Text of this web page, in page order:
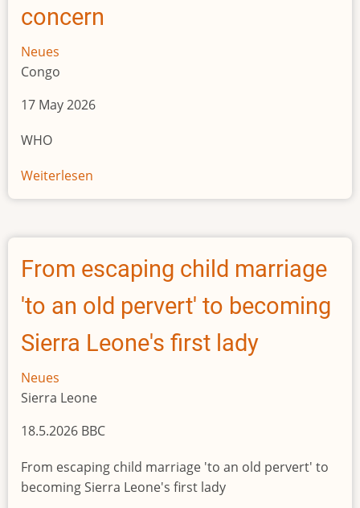
concern
Neues
Congo
17 May 2026
WHO
Weiterlesen
Epidemic
Ebola
caused
by
Bundibugyo
virus
in
Democratic
of
the
Congo
and
From escaping child marriage
'to an old pervert' to becoming
Sierra Leone's first lady
Neues
Sierra Leone
18.5.2026 BBC
From escaping child marriage 'to an old pervert' to
becoming Sierra Leone's first lady